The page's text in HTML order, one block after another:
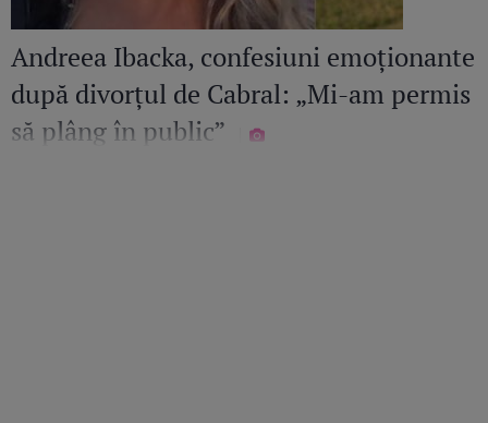
Andreea Ibacka, confesiuni emoționante
după divorțul de Cabral: „Mi-am permis
să plâng în public”